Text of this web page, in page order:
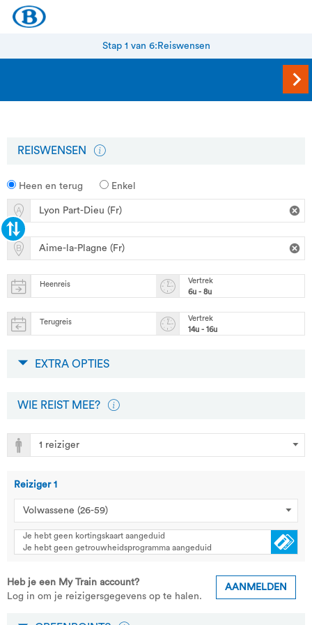
Stap 1 van 6: Reiswensen
REISWENSEN
Heen en terug Enkel
Heenreis
Vertrek
6u - 8u
Terugreis
Vertrek
14u - 16u
EXTRA OPTIES
WIE REIST MEE?
Reiziger 1
Je hebt geen kortingskaart aangeduid
Je hebt geen getrouwheidsprogramma aangeduid
Heb je een My Train account?
Log in om je reizigersgegevens op te halen.
AANMELDEN